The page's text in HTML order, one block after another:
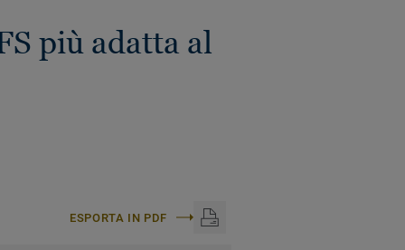
più adatta al
ESPORTA IN PDF